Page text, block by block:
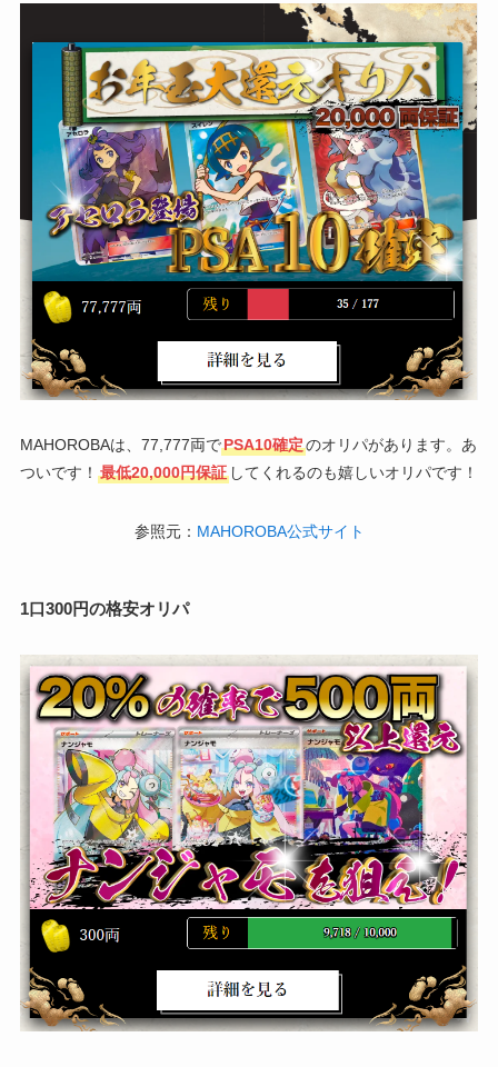
MAHOROBAは、77,777両でPSA10確定のオリパがあります。あ
ついです！ 最低20,000円保証してくれるのも嬉しいオリパです！
参照元： MAHOROBA公式サイト
1口300円の格安オリパ